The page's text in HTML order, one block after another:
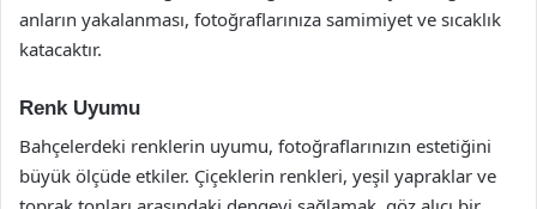
anların yakalanması, fotoğraflarınıza samimiyet ve sıcaklık
katacaktır.
Renk Uyumu
Bahçelerdeki renklerin uyumu, fotoğraflarınızın estetiğini
büyük ölçüde etkiler. Çiçeklerin renkleri, yeşil yapraklar ve